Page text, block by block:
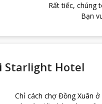
Rất tiếc, chúng
Bạn
Starlight Hotel
Chỉ cách chợ Đồng Xuân